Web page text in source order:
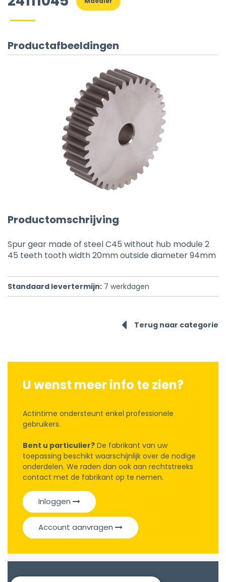
Productafbeeldingen
Productomschrijving
Spur gear made of steel C45 without hub module 2
45 teeth tooth width 20mm outside diameter 94mm
Standaard levertermijn: 7 werkdagen
Terug naar categorie
U wenst meer info te zien?
Actintime ondersteunt enkel professionele
gebruikers.
Bent u particulier? De fabrikant van uw
toepassing beschikt waarschijnlijk over de nodige
onderdelen. We raden dan ook aan rechtstreeks
contact met de fabrikant op te nemen.
Inloggen
Account aanvragen